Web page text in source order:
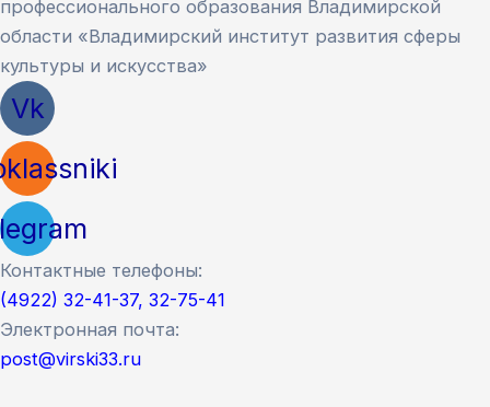
профессионального образования Владимирской
области «Владимирский институт развития сферы
культуры и искусства»
Vk
Контактные телефоны:
(4922) 32-41-37, 32-75-41
Электронная почта:
post@virski33.ru